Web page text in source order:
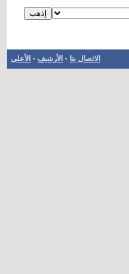
الاتصال بنا - الأرشيف - الأعلى